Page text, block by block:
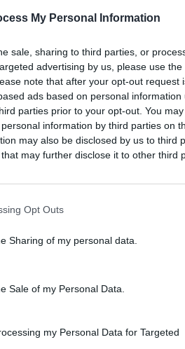
My Personal Information
sale, sharing to third parties, or
advertising by us, please use
note that after your opt-out request
ads based on personal
parties prior to your opt-out. You
information by third parties on
may also be disclosed by us to third
that may further disclose it to other third
Opt Outs
Sharing of my personal data.
Sale of my Personal Data.
my Personal Data for Targeted
σε caramel napa.
→
,Μαρίνα Ραφαήλ,τσαντα